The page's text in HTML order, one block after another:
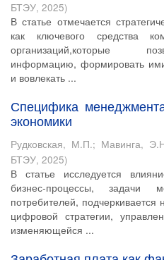
БТЭУ, 2025)
В статье отмечается
как ключевого средства
организаций,которые
информацию, формировать
и вовлекать ...
Специфика
экономики
Рудковская, М.П.; Мавинга,
БТЭУ, 2025)
В статье исследуется
бизнес-процессы, задачи
потребителей,
цифровой стратегии,
изменяющейся ...